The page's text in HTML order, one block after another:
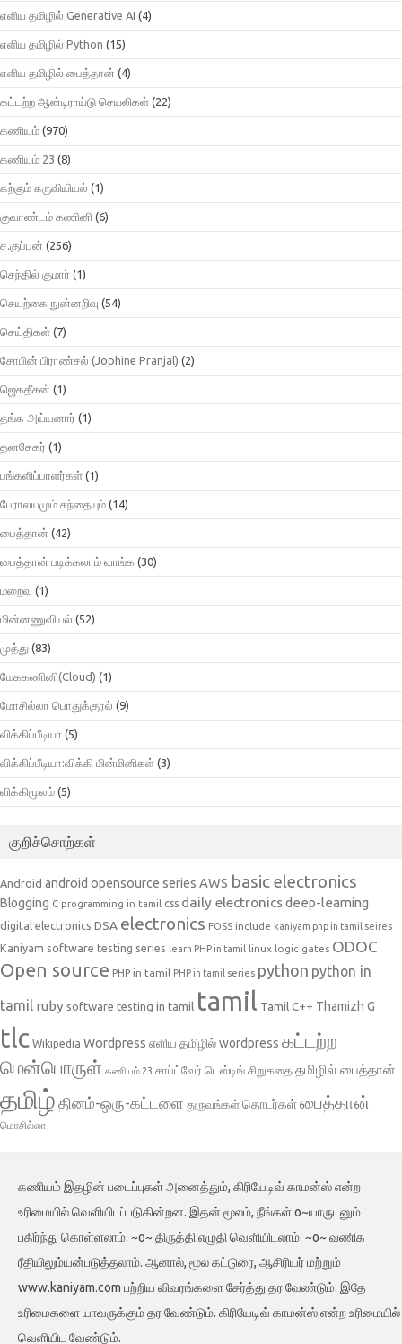
எளிய தமிழில் Generative AI (4)
எளிய தமிழில் Python (15)
எளிய தமிழில் பைத்தான் (4)
கட்டற்ற ஆன்டிராய்டு செயலிகள் (22)
கணியம் (970)
கணியம் 23 (8)
கற்கும் கருவியியல் (1)
குவாண்டம் கணினி (6)
ச.குப்பன் (256)
செந்தில் குமார் (1)
செயற்கை நுன்னறிவு (54)
செய்திகள் (7)
சோபின் பிராண்சல் (Jophine Pranjal) (2)
ஜெகதீசன் (1)
தங்க அய்யனார் (1)
தனசேகர் (1)
பங்களிப்பாளர்கள் (1)
பேராலயமும் சந்தையும் (14)
பைத்தான் (42)
பைத்தான் படிக்கலாம் வாங்க (30)
மறைவு (1)
மின்னணுவியல் (52)
முத்து (83)
மேககணினி(Cloud) (1)
மோசில்லா பொதுக்குரல் (9)
விக்கிப்பீடியா (5)
விக்கிப்பீடியா:விக்கி மின்மினிகள் (3)
விக்கிமூலம் (5)
குறிச்சொற்கள்
Android android opensource series AWS basic electronics
Blogging C programming in tamil css daily electronicsdeep-learning
digital electronics DSA electronics FOSS include kaniyam php in tamil seires
Kaniyam software testing series learn PHP in tamil linux logic gates ODOC
Open source PHP in tamil PHP in tamil series python python in
tamil ruby software testing in tamil tamil Tamil C++ Thamizh G
tlc Wikipedia Wordpress எளிய தமிழில் wordpress கட்டற்ற
மென்பொருள் கணியம் 23 சாப்ட்வேர் டெஸ்டிங் சிறுகதை தமிழில் பைத்தான்
தமிழ் தினம்-ஒரு-கட்டளை துருவங்கள் தொடர்கள்பைத்தான்
மொசில்லா
கணியம் இதழின் படைப்புகள் அனைத்தும், கிரியேடிவ் காமன்ஸ் என்ற
உரிமையில் வெளியிடப்படுகின்றன. இதன் மூலம், நீங்கள் o~யாருடனும்
பகிர்ந்து கொள்ளலாம். ~o~ திருத்தி எழுதி வெளியிடலாம். ~o~ வணிக
ரீதியிலும்யன்படுத்தலாம். ஆனால், மூல கட்டுரை, ஆசிரியர் மற்றும்
www.kaniyam.com பற்றிய விவரங்களை சேர்த்து தர வேண்டும். இதே
உரிமைகளை யாவருக்கும் தர வேண்டும். கிரியேடிவ் காமன்ஸ் என்ற உரிமையில்
வெளியிட வேண்டும்.